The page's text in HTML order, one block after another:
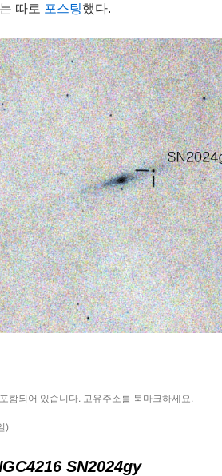
따로 포스팅했다.
함되어 있습니다. 고유주소를 북마크하세요.
)
SN2024gy